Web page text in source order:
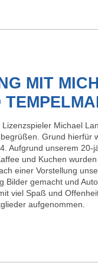
MIT
Michael
Grund hierfür
Aufgrund unserem 20-
und Kuchen
einer Vorstellung
gemacht und
viel Spaß und
aufgenommen.